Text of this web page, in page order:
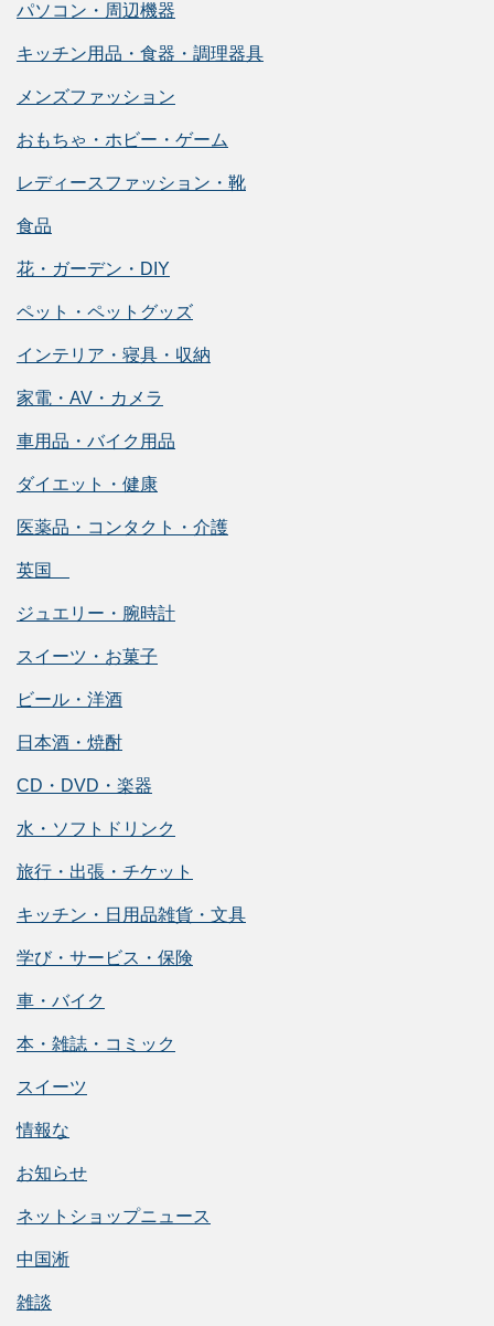
パソコン・周辺機器
キッチン用品・食器・調理器具
メンズファッション
おもちゃ・ホビー・ゲーム
レディースファッション・靴
食品
花・ガーデン・DIY
ペット・ペットグッズ
インテリア・寝具・収納
家電・AV・カメラ
車用品・バイク用品
ダイエット・健康
医薬品・コンタクト・介護
英国
ジュエリー・腕時計
スイーツ・お菓子
ビール・洋酒
日本酒・焼酎
CD・DVD・楽器
水・ソフトドリンク
旅行・出張・チケット
キッチン・日用品雑貨・文具
学び・サービス・保険
車・バイク
本・雑誌・コミック
スイーツ
情報な
お知らせ
ネットショップニュース
中国淅
雑談